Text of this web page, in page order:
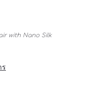
with Nano Silk
ร